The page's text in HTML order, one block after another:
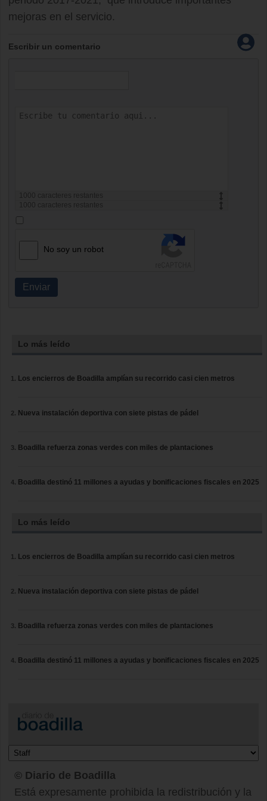
mejoras en el servicio.
Escribir un comentario
caracteres restantes
caracteres restantes
No soy un robot
Enviar
Lo más leído
Los encierros de Boadilla amplían su recorrido casi cien metros
Nueva instalación deportiva con siete pistas de pádel
Boadilla refuerza zonas verdes con miles de plantaciones
Boadilla destinó 11 millones a ayudas y bonificaciones fiscales en 2025
Lo más leído
Los encierros de Boadilla amplían su recorrido casi cien metros
Nueva instalación deportiva con siete pistas de pádel
Boadilla refuerza zonas verdes con miles de plantaciones
Boadilla destinó 11 millones a ayudas y bonificaciones fiscales en 2025
© Diario de Boadilla
Está expresamente prohibida la redistribución y la